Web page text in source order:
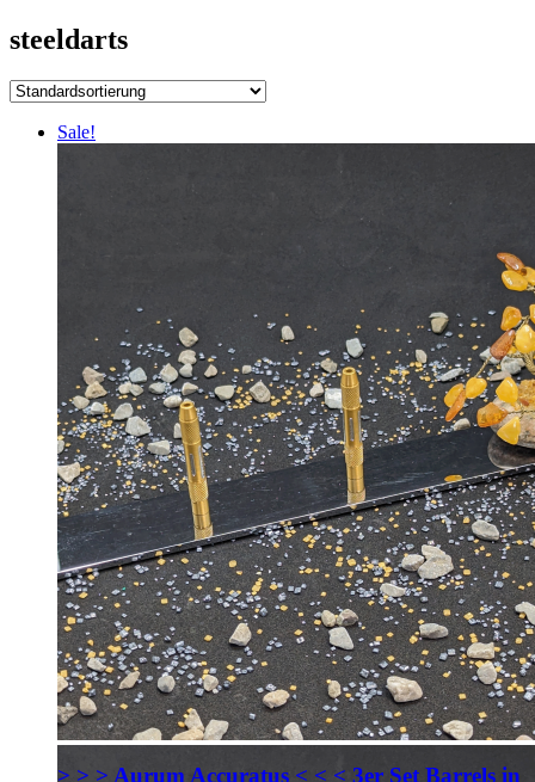
steeldarts
Sale!
> > > Aurum Accuratus < < < 3er Set Barrels in